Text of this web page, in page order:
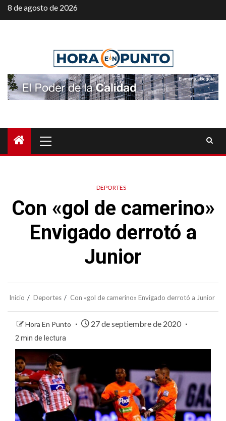
Saltar
al
8 de agosto de 2026
principal
DEPORTES
Con «gol de camerino»
Envigado derrotó a
Junior
Inicio Deportes Con «gol de camerino» Envigado derrotó a Junior
Hora En Punto 27 de septiembre de 2020
2 min de lectura